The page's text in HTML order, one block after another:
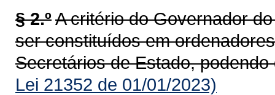
§ 2.ºA critério do Governador
ser constituídos em
Secretários de Estado,
Lei 21352 de 01/01/2023)